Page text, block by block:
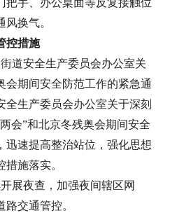
把手、办公桌面等反复接触位
换气。
控措施
道安全生产委员会办公室关
会期间安全防范工作的紧急通
全生产委员会办公室关于深刻
会”和北京冬残奥会期间安全
迅速提高整治站位，强化思想
施落实。
展夜查，加强夜间辖区网
交通管控。